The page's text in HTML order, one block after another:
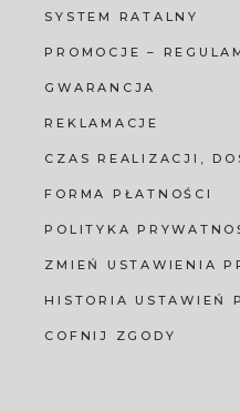
SYSTEM RATALNY
PROMOCJE –
GWARANCJA
REKLAMACJE
CZAS REALIZACJI,
FORMA PŁATNOŚCI
POLITYKA
ZMIEŃ USTAWIENIA
HISTORIA USTAWIEŃ
COFNIJ ZGODY